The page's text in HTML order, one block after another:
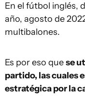
En el fútbol inglés,
año, agosto de
multibalones.
Es por eso quese
partido, las cuales
estratégica por la